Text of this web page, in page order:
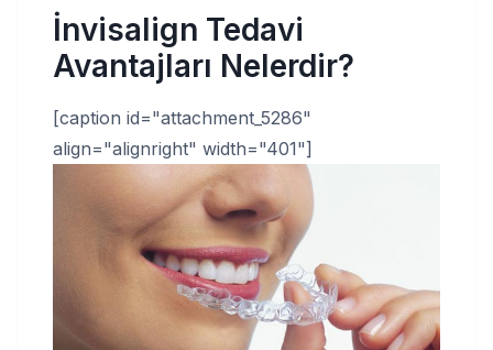
İnvisalign Tedavi
Avantajları Nelerdir?
[caption id="attachment_5286"
align="alignright" width="401"]